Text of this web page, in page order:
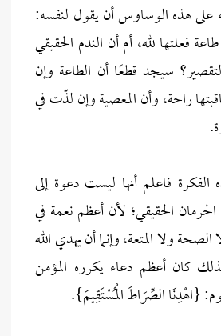
على هذه الوساوس أن يقول لنفسه:
فعلتها لله، أم أن الندم الحقيقي
سيجد قطعًا أن الطاعة وإن
راحة، وأن المعصية وإن لذّت في
فاعلم أنها ليست دعوة إلى
الحقيقي؛ لأن أعظم نعمة في
ولا المتعة، وإنما أن يهدي الله
كان أعظم دعاء يكرره المؤمن
{اهْدِنَا الصِّرَاطَ الْمُسْتَقِيمَ}.